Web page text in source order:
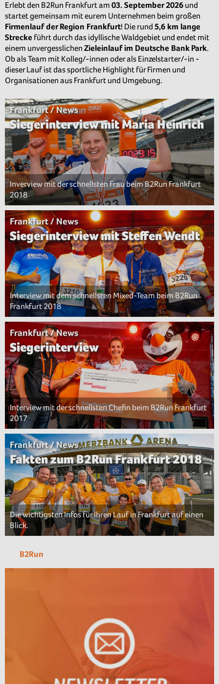
Erlebt den B2Run Frankfurt am 03. September 2026 und
startet gemeinsam mit eurem Unternehmen beim großen
Firmenlauf der Region Frankfurt! Die rund 5,6 km lange
Strecke führt durch das idyllische Waldgebiet und endet mit
einem unvergesslichen Zieleinlauf im Deutsche Bank Park.
Ob als Team mit Kolleg/-innen oder als Einzelstarter/-in -
dieser Lauf ist das sportliche Highlight für Firmen und
Organisationen aus Frankfurt und Umgebung.
Frankfurt / News
Siegerinterview mit Maria Heinrich
Inverview mit der schnellsten Frau beim B2Run Frankfurt
2018
Frankfurt / News
Siegerinterview mit Steffen Wendt
Interview mit dem schnellsten Mixed-Team beim B2Run
Frankfurt 2018
Frankfurt / News
Siegerinterview
Interview mit der schnellsten Chefin beim B2Run Frankfurt
2017
Frankfurt / News
Fakten zum B2Run Frankfurt 2018
Die wichtigsten Infos für Ihren Lauf in Frankfurt auf einen
Blick.
B2Run